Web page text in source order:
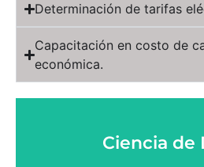
Determinación de tarifas
Capacitación en costo de
económica.
Ciencia de